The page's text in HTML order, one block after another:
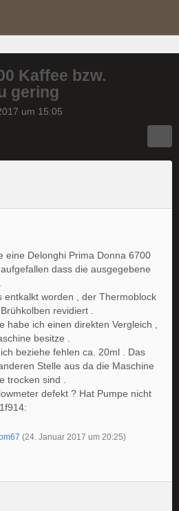
Kaffee bzw.
gering
um 15:05
eine Delonghi Prima Donna 6700
dass die ausgegebene
entkalkt worden , der Thermoblock
revidiert .
habe ich einen direkten Vergleich ,
besitze .
beziehe fehlen ca. 20ml . Das
Stelle aus da die Maschine
trocken sind .
defekt ? Hat Pumpe nicht
(24. Januar 2017 um 20:25)